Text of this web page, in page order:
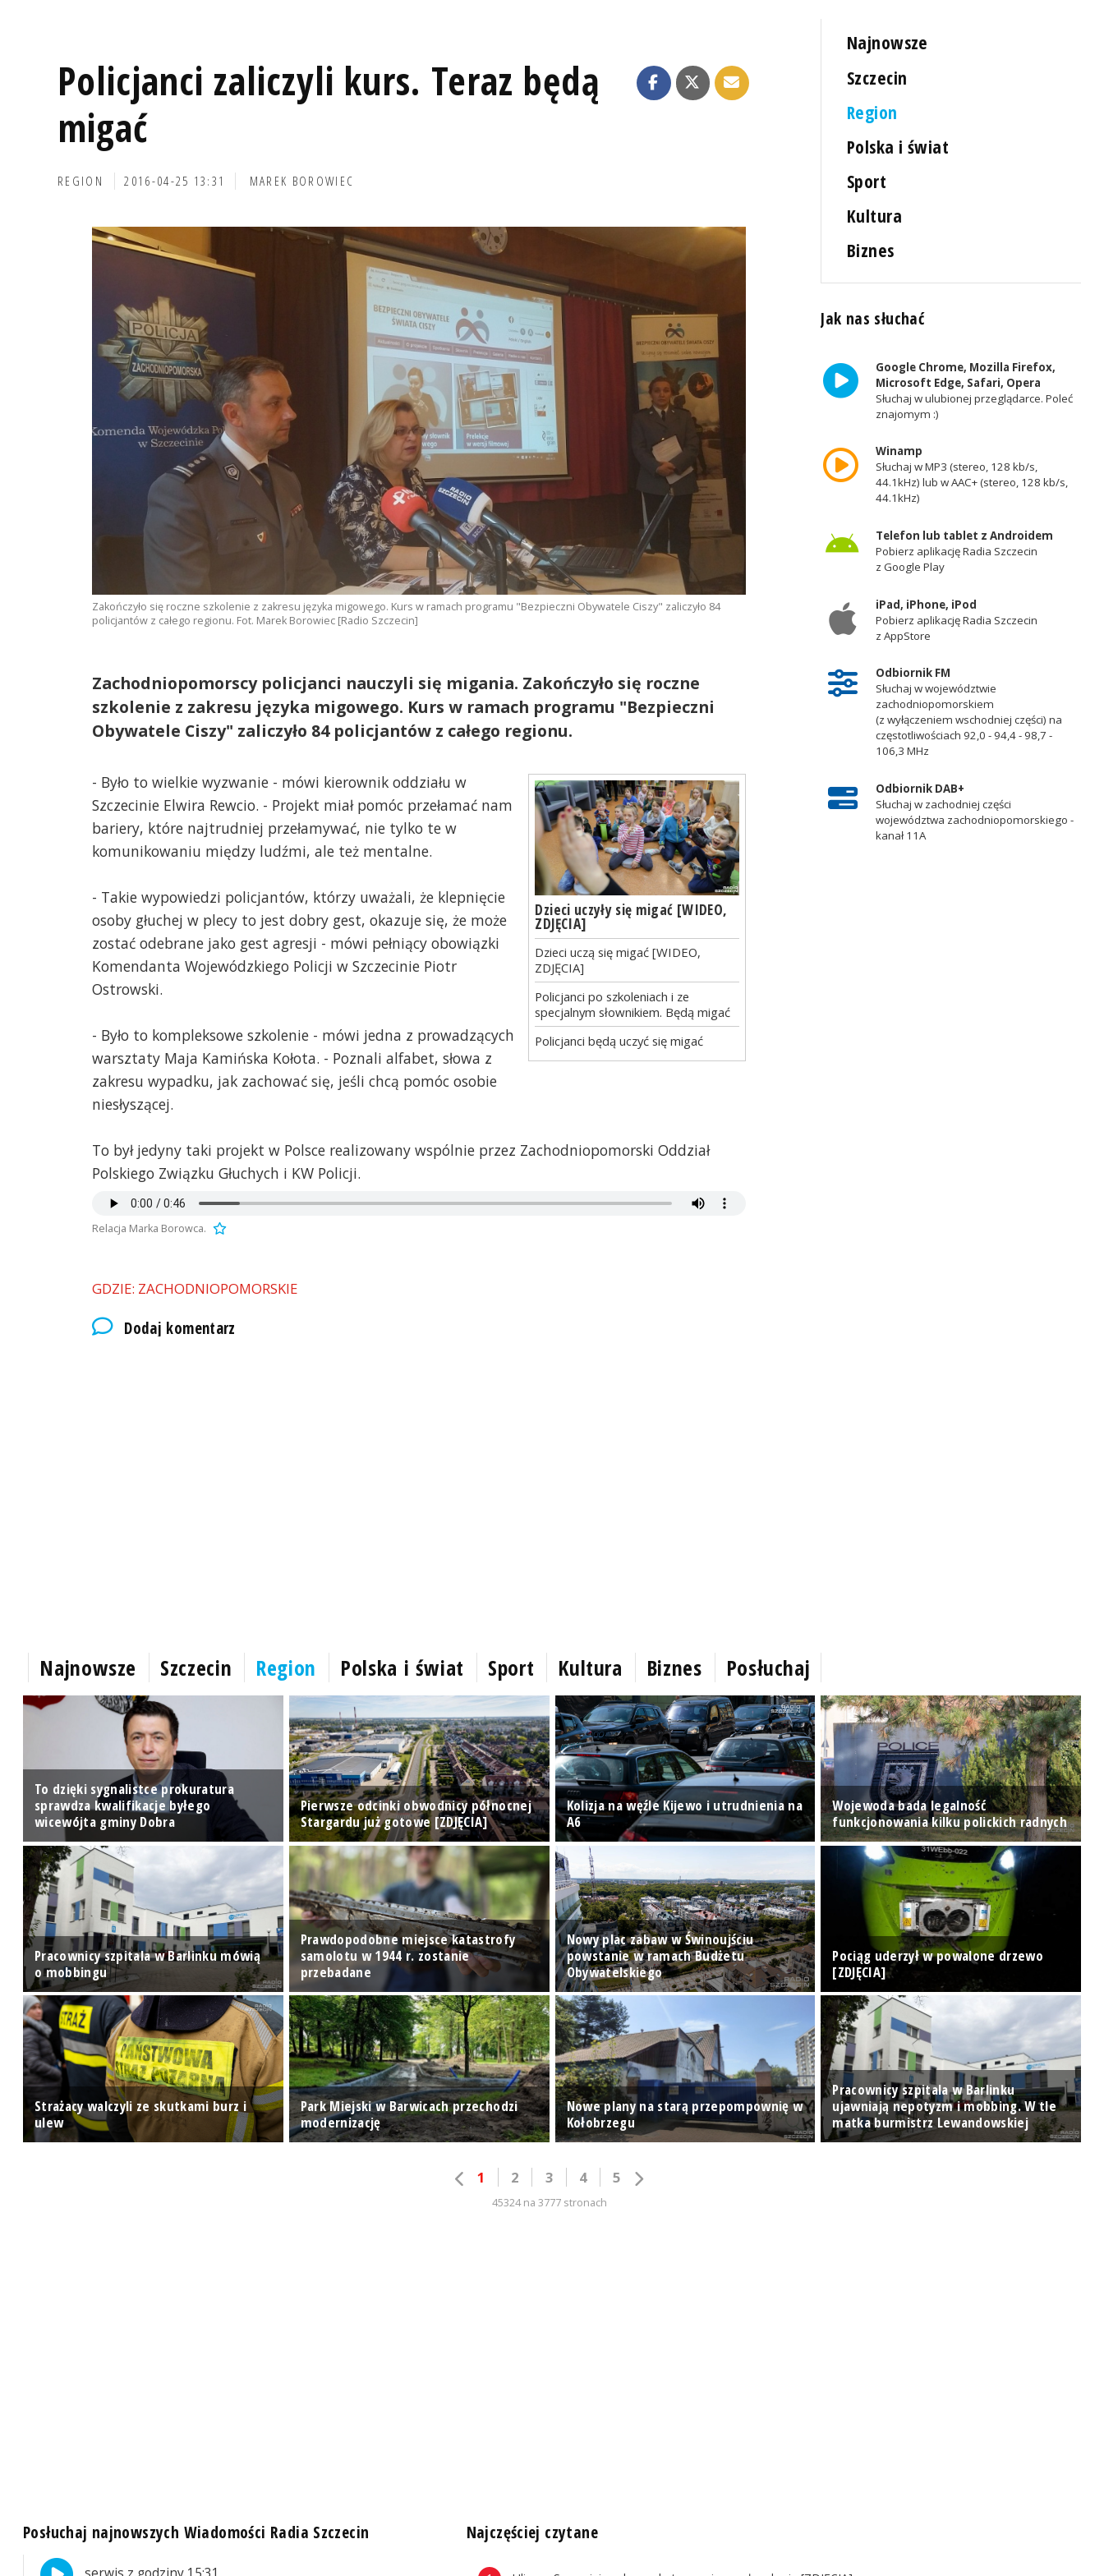
Policjanci zaliczyli kurs. Teraz będą
migać
REGION 2016-04-25 13:31 MAREK BOROWIEC
Zakończyło się roczne szkolenie z zakresu języka migowego. Kurs w ramach programu "Bezpieczni Obywatele Ciszy" zaliczyło 84
policjantów z całego regionu. Fot. Marek Borowiec [Radio Szczecin]
Zachodniopomorscy policjanci nauczyli się migania. Zakończyło się roczne
szkolenie z zakresu języka migowego. Kurs w ramach programu "Bezpieczni
Obywatele Ciszy" zaliczyło 84 policjantów z całego regionu.
Dzieci uczyły się migać [WIDEO,
ZDJĘCIA]
Dzieci uczą się migać [WIDEO,
ZDJĘCIA]
Policjanci po szkoleniach i ze
specjalnym słownikiem. Będą migać
Policjanci będą uczyć się migać
- Było to wielkie wyzwanie - mówi kierownik oddziału w
Szczecinie Elwira Rewcio. - Projekt miał pomóc przełamać nam
bariery, które najtrudniej przełamywać, nie tylko te w
komunikowaniu między ludźmi, ale też mentalne.
- Takie wypowiedzi policjantów, którzy uważali, że klepnięcie
osoby głuchej w plecy to jest dobry gest, okazuje się, że może
zostać odebrane jako gest agresji - mówi pełniący obowiązki
Komendanta Wojewódzkiego Policji w Szczecinie Piotr
Ostrowski.
- Było to kompleksowe szkolenie - mówi jedna z prowadzących
warsztaty Maja Kamińska Kołota. - Poznali alfabet, słowa z
zakresu wypadku, jak zachować się, jeśli chcą pomóc osobie
niesłyszącej.
To był jedyny taki projekt w Polsce realizowany wspólnie przez Zachodniopomorski Oddział
Polskiego Związku Głuchych i KW Policji.
Relacja Marka Borowca.
GDZIE: ZACHODNIOPOMORSKIE
Dodaj komentarz
Najnowsze
Szczecin
Region
Polska i świat
Sport
Kultura
Biznes
Jak nas słuchać
Google Chrome, Mozilla Firefox,
Microsoft Edge, Safari, Opera
Słuchaj w ulubionej przeglądarce. Poleć
znajomym :)
Winamp
Słuchaj w MP3 (stereo, 128 kb/s,
44.1kHz) lub w AAC+ (stereo, 128 kb/s,
44.1kHz)
Telefon lub tablet z Androidem
Pobierz aplikację Radia Szczecin
z Google Play
iPad, iPhone, iPod
Pobierz aplikację Radia Szczecin
z AppStore
Odbiornik FM
Słuchaj w województwie
zachodniopomorskiem
(z wyłączeniem wschodniej części) na
częstotliwościach 92,0 - 94,4 - 98,7 -
106,3 MHz
Odbiornik DAB+
Słuchaj w zachodniej części
województwa zachodniopomorskiego -
kanał 11A
Najnowsze Szczecin Region Polska i świat Sport Kultura Biznes Posłuchaj
To dzięki sygnalistce prokuratura
sprawdza kwalifikacje byłego
wicewójta gminy Dobra
Pierwsze odcinki obwodnicy północnej
Stargardu już gotowe [ZDJĘCIA]
Kolizja na węźle Kijewo i utrudnienia na
A6
Wojewoda bada legalność
funkcjonowania kilku polickich radnych
Pracownicy szpitala w Barlinku mówią
o mobbingu
Prawdopodobne miejsce katastrofy
samolotu w 1944 r. zostanie
przebadane
Nowy plac zabaw w Świnoujściu
powstanie w ramach Budżetu
Obywatelskiego
Pociąg uderzył w powalone drzewo
[ZDJĘCIA]
Strażacy walczyli ze skutkami burz i
ulew
Park Miejski w Barwicach przechodzi
modernizację
Nowe plany na starą przepompownię w
Kołobrzegu
Pracownicy szpitala w Barlinku
ujawniają nepotyzm i mobbing. W tle
matka burmistrz Lewandowskiej
1 2 3 4 5
45324 na 3777 stronach
Posłuchaj najnowszych Wiadomości Radia Szczecin Najczęściej czytane